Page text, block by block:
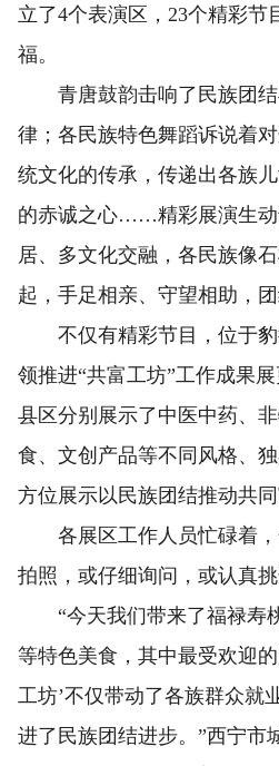
立了4个表演区，23个精彩节
福。
青唐鼓韵击响了民族团结
律；各民族特色舞蹈诉说着
统文化的传承，传递出各族
的赤诚之心……精彩展演生动
居、多文化交融，各民族像
起，手足相亲、守望相助，
不仅有精彩节目，位于豹
领推进“共富工坊”工作成果
县区分别展示了中医中药、
食、文创产品等不同风格、
方位展示以民族团结推动共同
各展区工作人员忙碌着，
拍照，或仔细询问，或认真挑
“今天我们带来了福禄寿
等特色美食，其中最受欢迎
工坊’不仅带动了各族群众就
进了民族团结进步。”西宁市